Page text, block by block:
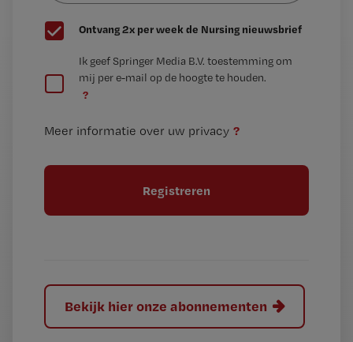
G
e
t
Ontvang 2x per week de Nursing nieuwsbrief
e
t
l
Ik geef Springer Media B.V. toestemming om
mij per e-mail op de hoogte te houden.
?
Meer informatie over uw privacy ?
Bekijk hier onze abonnementen